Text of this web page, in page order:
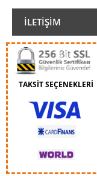
İLETIŞIM
TAKSİT SEÇENEKLERİ